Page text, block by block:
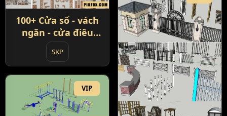
100+ Cửa sổ - vách
ngăn - cửa điêu
khắc SketchUp
SKP
VIP